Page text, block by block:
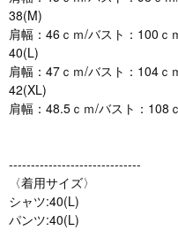
38(M)
肩幅：46ｃｍ/バスト：100ｃ
40(L)
肩幅：47ｃｍ/バスト：104ｃ
42(XL)
肩幅：48.5ｃｍ/バスト：108
------------------------------
〈着用サイズ〉
シャツ:40(L)
パンツ:40(L)